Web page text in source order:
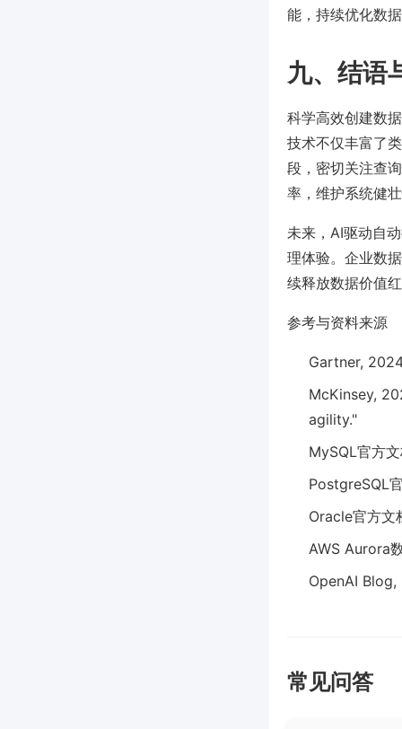
能，持续优化数
九、结语
科学高效创建数
技术不仅丰富了
段，密切关注查
率，维护系统健
未来，AI驱动自
理体验。企业数
续释放数据价值
参考与资料来源
Gartner,
McKinsey,
agility."
MySQL官方
PostgreSQL
Oracle官方文
AWS Aurora
OpenAI
常见问答